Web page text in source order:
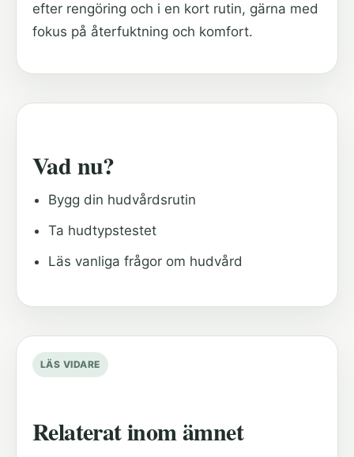
efter rengöring och i en kort rutin, gärna med
fokus på återfuktning och komfort.
Vad nu?
Bygg din hudvårdsrutin
Ta hudtypstestet
Läs vanliga frågor om hudvård
LÄS VIDARE
Relaterat inom ämnet